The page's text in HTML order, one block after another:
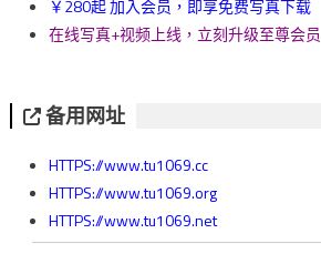
￥280起 加入会员，即享免费写真下载
在线写真+视频上线，立刻升级至尊会员
备用网址
HTTPS://www.tu1069.cc
HTTPS://www.tu1069.org
HTTPS://www.tu1069.net